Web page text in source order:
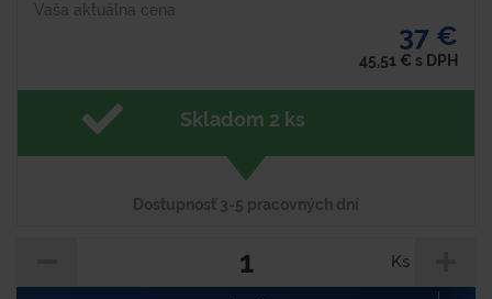
Vaša aktuálna cena
37 €
45,51 € s DPH
Skladom 2 ks
Dostupnosť 3-5 pracovných dní
Ks